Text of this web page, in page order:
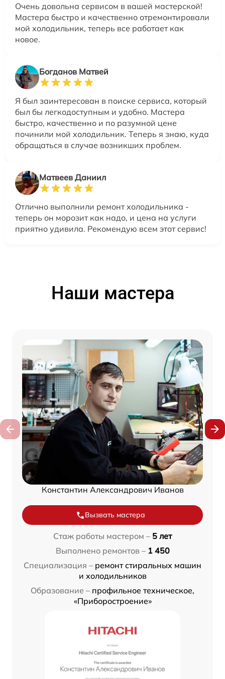
Очень довольна сервисом в вашей мастерской!
Мастера быстро и качественно отремонтировали
мой холодильник, теперь все работает как
новое.
Богданов Матвей
Я был заинтересован в поиске сервиса, который
был бы легкодоступным и удобно. Мастера
быстро, качественно и по разумной цене
починили мой холодильник. Теперь я знаю, куда
обращаться в случае возникших проблем.
Матвеев Даниил
Отлично выполнили ремонт холодильника -
теперь он морозит как надо, и цена на услуги
приятно удивила. Рекомендую всем этот сервис!
Наши мастера
Константин Александрович Иванов
Вызвать мастера
Стаж работы мастером – 5 лет
Выполнено ремонтов – 1 450
Специализация – ремонт стиральных машин
и холодильников
Образование – профильное техническое,
«Приборостроение»